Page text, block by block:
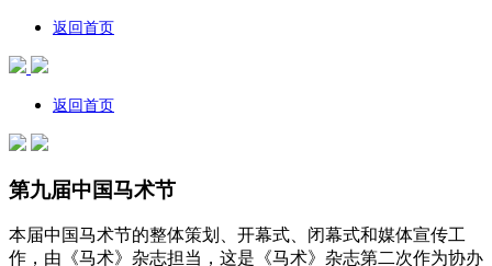
返回首页
返回首页
第九届中国马术节
本届中国马术节的整体策划、开幕式、闭幕式和媒体宣传工
作，由《马术》杂志担当，这是《马术》杂志第二次作为协办